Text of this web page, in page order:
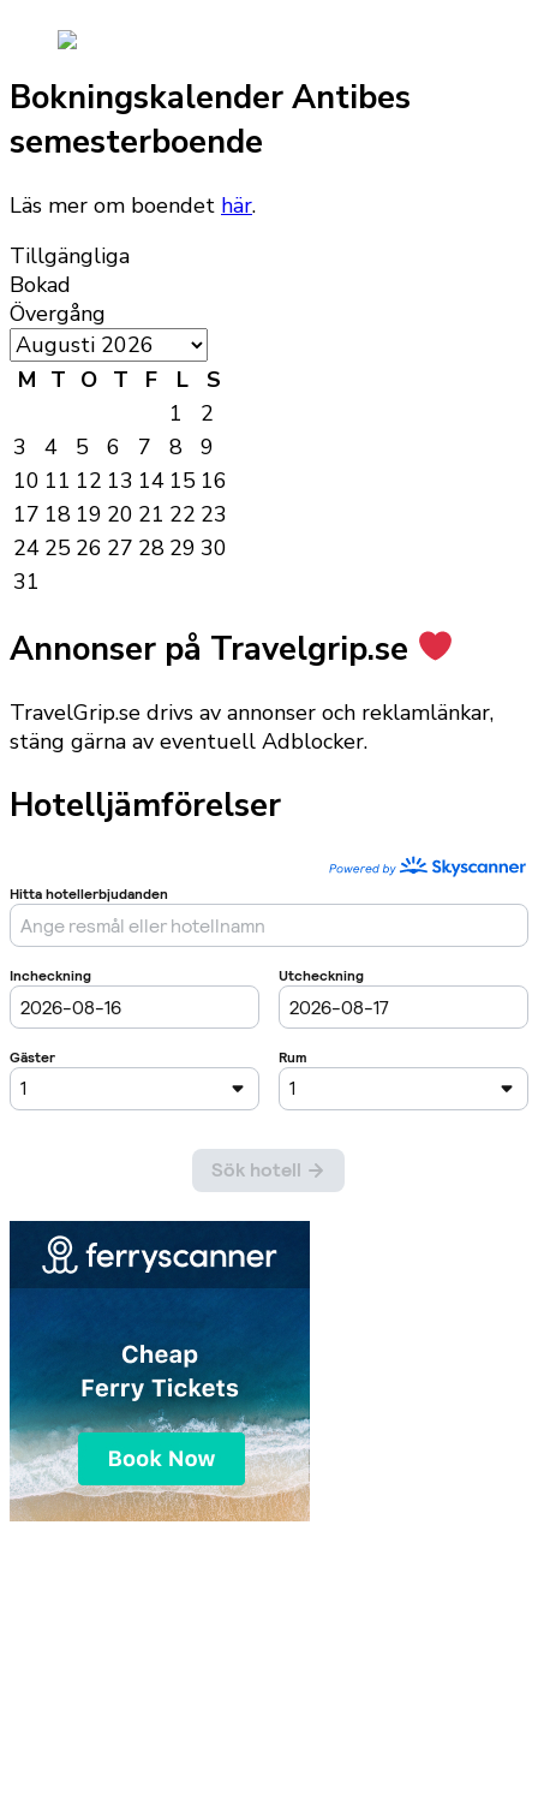
Bokningskalender Antibes
semesterboende
Läs mer om boendet här.
Tillgängliga
Bokad
Övergång
M T O T F L
S
1
2
3
4 5 6 7 8
9
10 11 12 13 14 15 16
17 18 19 20 21 22 23
24 25 26 27 28 29 30
31
Annonser på Travelgrip.se
TravelGrip.se drivs av annonser och reklamlänkar,
stäng gärna av eventuell Adblocker.
Hotelljämförelser